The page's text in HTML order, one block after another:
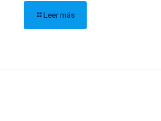
Leer más